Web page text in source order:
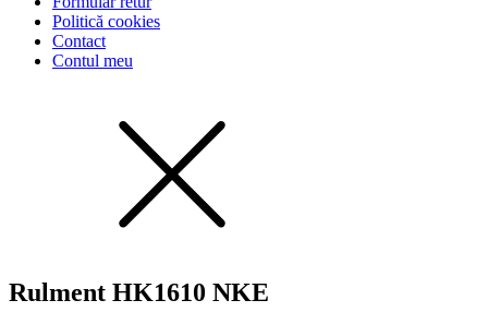
Politică cookies
Contact
Contul meu
Rulment HK1610 NKE